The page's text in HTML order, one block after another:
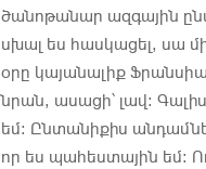
ծանոթանար ազգային
սխալ ես հասկացել, սա
օրը կայանալիք
նրան, ասացի՝ լավ։
եմ։ Ընտանիքիս
որ ես պահեստային եմ։